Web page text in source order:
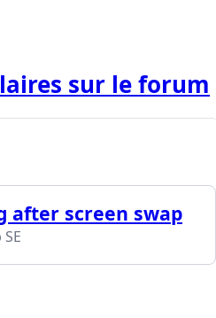
sur le forum
after screen swap